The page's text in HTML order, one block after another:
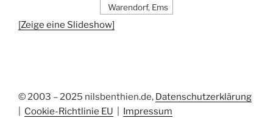
Warendorf, Ems
[Zeige eine Slideshow]
© 2003 – 2025 nilsbenthien.de, Datenschutzerklärung
Cookie-Richtlinie EU Impressum